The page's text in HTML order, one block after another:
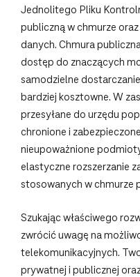
Jednolitego Pliku
publiczną w chmurze
danych. Chmura
dostęp do znaczących
samodzielne
bardziej kosztowne. W
przesyłane do urzędu
chronione i
nieupoważnione
elastyczne rozszerzanie
stosowanych w chmurze
Szukając właściwego
zwrócić uwagę na
telekomunikacyjnych.
prywatnej i publicznej